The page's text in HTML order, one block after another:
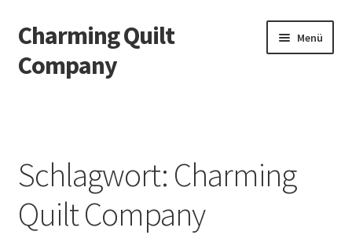
Zur
Navigation
springen
Zum
Inhalt
springen
Charming Quilt
Company
Menü
Blog
Datenschutzbelehrung
Schlagwort: Charming
Quilt Company